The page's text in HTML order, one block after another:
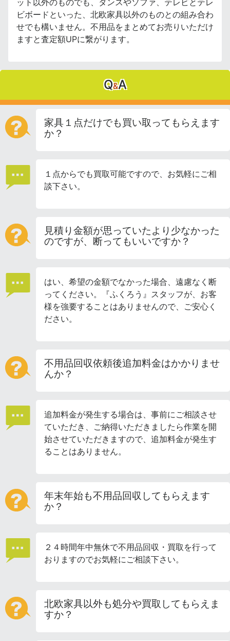
ット以外のものでも、タンスやソファ、テレビとテレ
ビボードといった、北欧家具以外のものとの組み合わ
せでも構いません。不用品をまとめてお売りいただけ
ますと査定額UPに繋がります。
Q&A
家具１点だけでも買い取ってもらえます
か？
１点からでも買取可能ですので、お気軽にご相
談下さい。
見積り金額が思っていたより少なかった
のですが、断ってもいいですか？
はい、希望の金額でなかった場合、遠慮なく断
ってください。『ふくろう』スタッフが、お客
様を強要することはありませんので、ご安心く
ださい。
不用品回収依頼後追加料金はかかりませ
んか？
追加料金が発生する場合は、事前にご相談させ
ていただき、ご納得いただきましたら作業を開
始させていただきますので、追加料金が発生す
ることはありません。
年末年始も不用品回収してもらえます
か？
２４時間年中無休で不用品回収・買取を行って
おりますのでお気軽にご相談下さい。
北欧家具以外も処分や買取してもらえま
すか？